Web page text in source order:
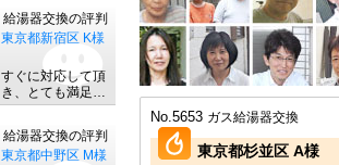
No.5653 ガス給湯器交換
東京都杉並区 A様
給湯器交換の評判
東京都新宿区 K様
すぐに対応して頂
き、とても満足…
給湯器交換の評判
東京都中野区 M様